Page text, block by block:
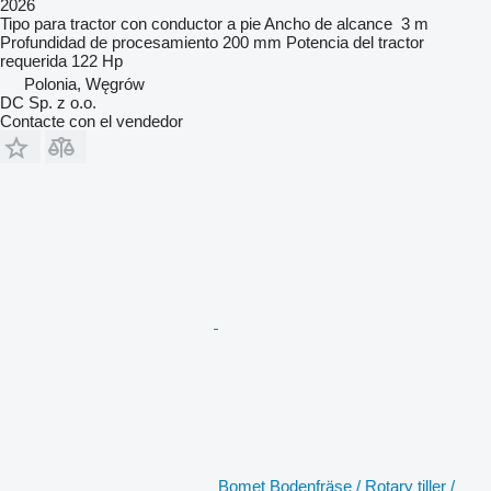
2026
Tipo para tractor con conductor a pieAncho de alcance 3 m
Profundidad de procesamiento 200 mm Potencia del tractor
requerida 122 Hp
Polonia, Węgrów
DC Sp. z o.o.
Contacte con el vendedor
Bomet Bodenfräse / Rotary tiller /